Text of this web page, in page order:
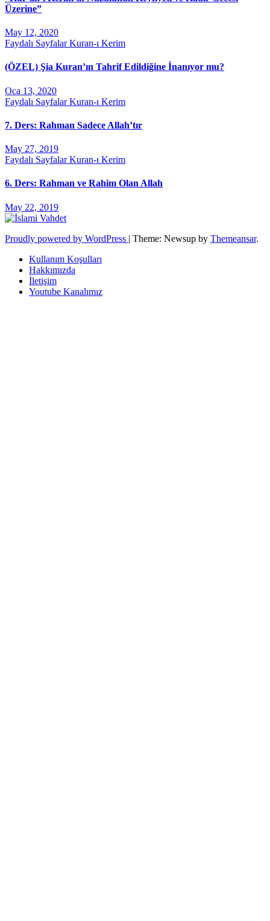
Üzerine”
May 12, 2020
Faydalı SayfalarKuran-ı Kerim
(ÖZEL) Şia Kuran’ın Tahrif Edildiğine İnanıyor mu?
Oca 13, 2020
Faydalı SayfalarKuran-ı Kerim
7. Ders: Rahman Sadece Allah’tır
May 27, 2019
Faydalı SayfalarKuran-ı Kerim
6. Ders: Rahman ve Rahim Olan Allah
May 22, 2019
Proudly powered by WordPress | Theme: Newsup by Themeansar.
Kullanım Koşulları
Hakkımızda
İletişim
Youtube Kanalımız